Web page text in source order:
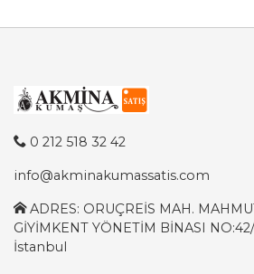
0 212 518 32 42
info@akminakumassatis.com
ADRES: ORUÇREİS MAH.
GİYİMKENT YÖNETİM BİNASI
İstanbul